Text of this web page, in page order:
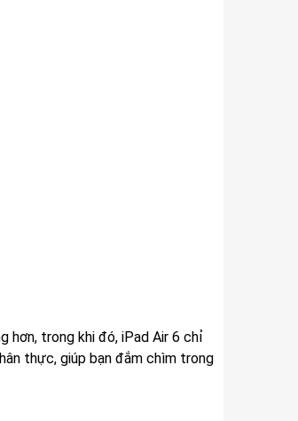
hơn, trong khi đó, iPad Air 6 chỉ
thực, giúp bạn đắm chìm trong